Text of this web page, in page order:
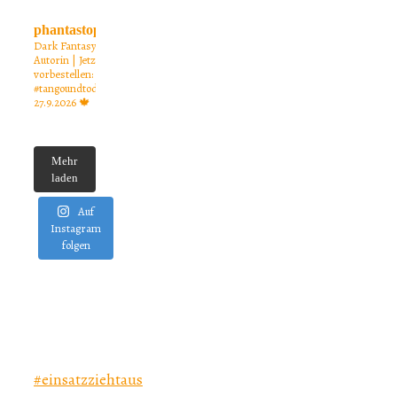
phantastopia.de
Dark Fantasy
Autorin | Jetzt
vorbestellen: 🍁
#tangoundtod
27.9.2026 🍁
Mehr
laden
Auf
Instagram
folgen
#einsatzziehtaus